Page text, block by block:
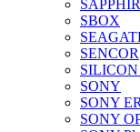
SBOX
SENCOR
SILICON
SONY
SONY
SONY